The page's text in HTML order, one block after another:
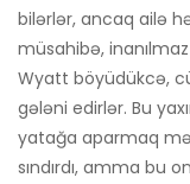
bilərlər, ancaq ailə
müsahibə, inanılmaz
Wyatt böyüdükcə,
gələni edirlər. Bu
yatağa aparmaq
sındırdı, amma bu